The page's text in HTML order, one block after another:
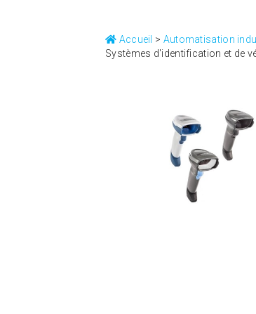
Accueil > Automatisation
Systèmes d'identification et de